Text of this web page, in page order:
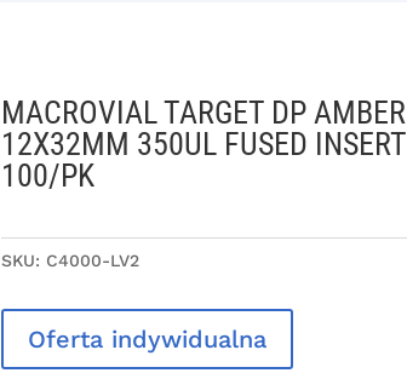
MACROVIAL TARGET DP AMBER
12X32MM 350UL FUSED INSERT
100/PK
SKU: C4000-LV2
Oferta indywidualna